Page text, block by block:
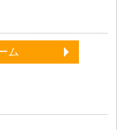
ム